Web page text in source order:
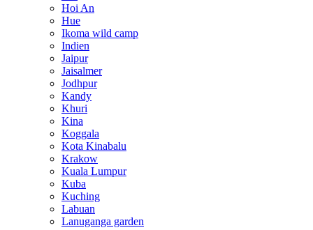
Hoi An
Hue
Ikoma wild camp
Indien
Jaipur
Jaisalmer
Jodhpur
Kandy
Khuri
Kina
Koggala
Kota Kinabalu
Krakow
Kuala Lumpur
Kuba
Kuching
Labuan
Lanuganga garden